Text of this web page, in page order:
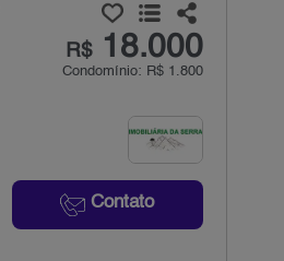
R$18.000
Condomínio: R$ 1.800
Contato